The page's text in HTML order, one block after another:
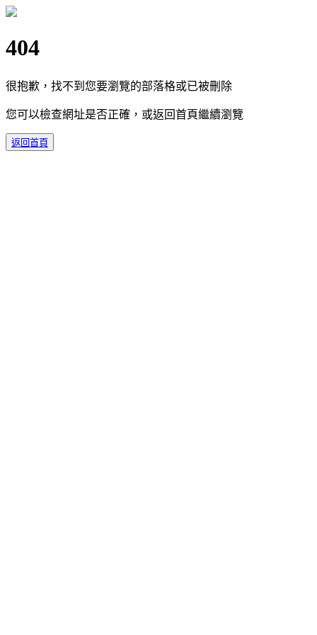
404
很抱歉，找不到您要瀏覽的部落格或已被刪除
您可以檢查網址是否正確，或返回首頁繼續瀏覽
返回首頁